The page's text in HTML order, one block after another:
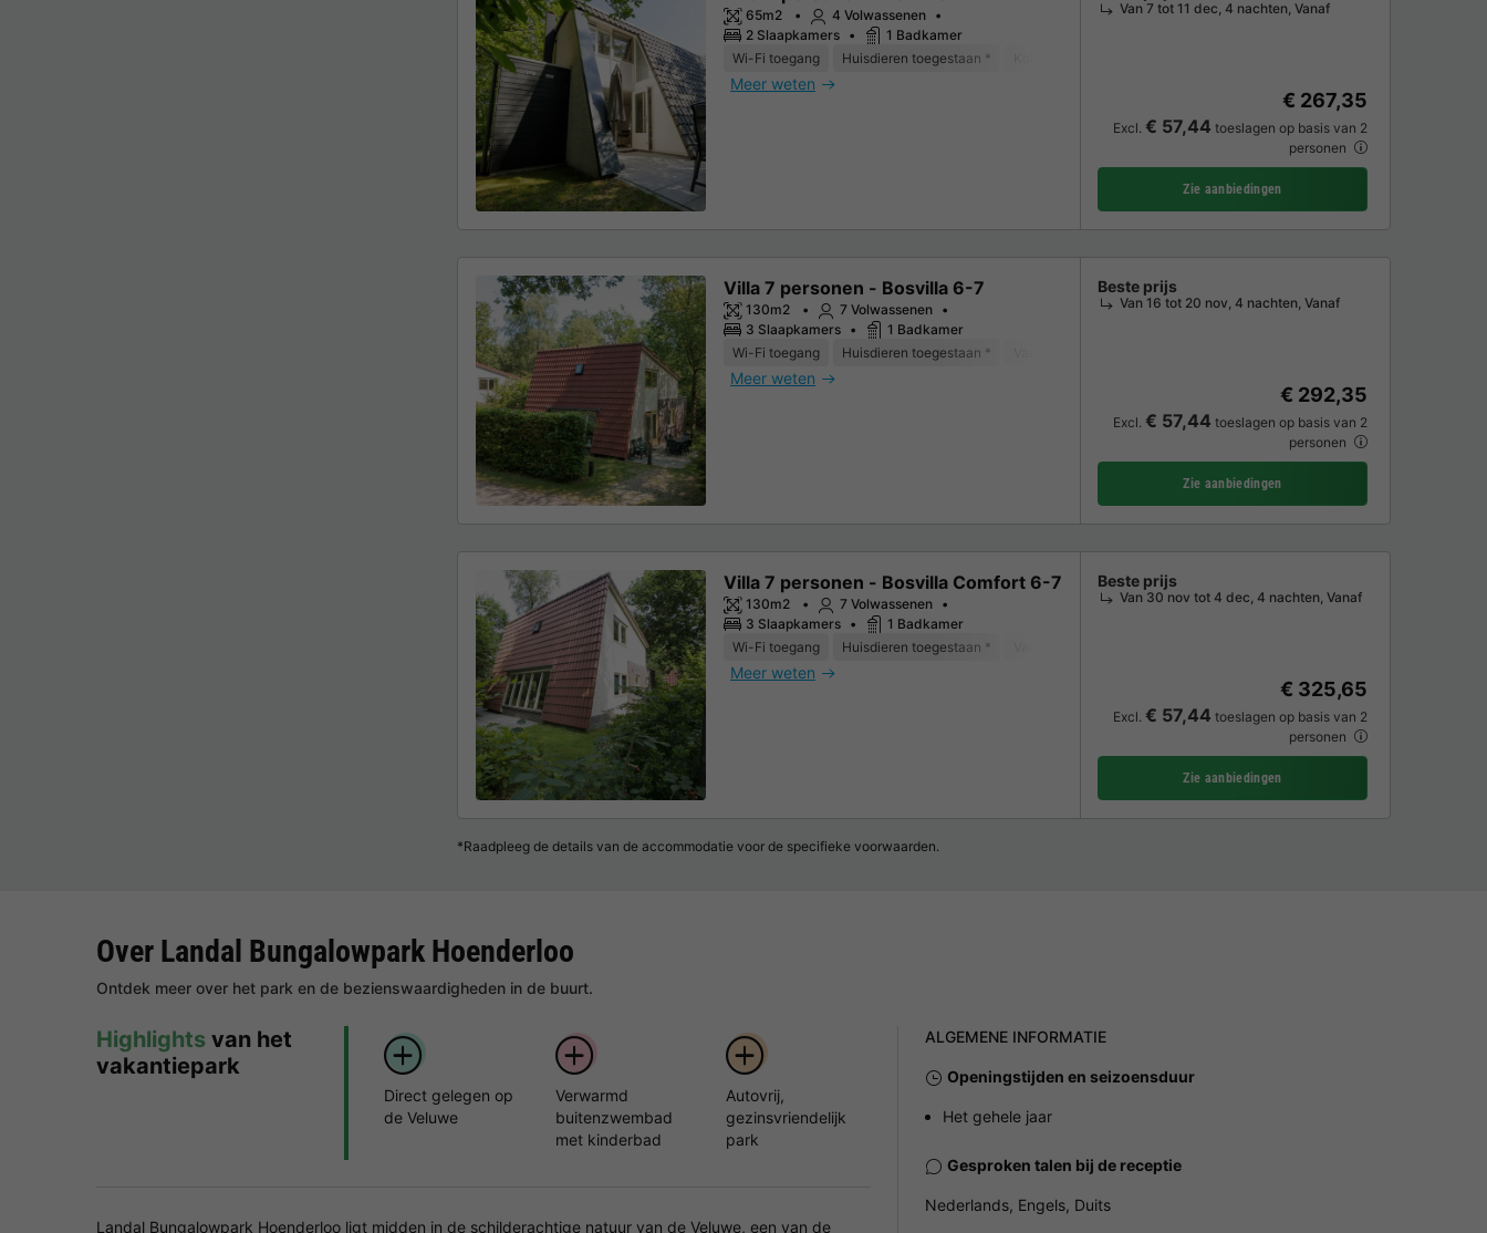
65m2
4 Volwassenen
2 Slaapkamers
1 Badkamer
Wi-Fi toegang
Huisdieren toegestaan *
Meer weten
Van 7 tot 11 dec, 4 nachten, Vanaf
€ 267,35
Excl. € 57,44 toeslagen op basis van 2
personen
Zie aanbiedingen
Villa 7 personen - Bosvilla 6-7
130m2
7 Volwassenen
3 Slaapkamers
1 Badkamer
Wi-Fi toegang
Huisdieren toegestaan *
Meer weten
Beste prijs
Van 16 tot 20 nov, 4 nachten, Vanaf
€ 292,35
Excl. € 57,44 toeslagen op basis van 2
personen
Zie aanbiedingen
Villa 7 personen - Bosvilla Comfort 6-7
130m2
7 Volwassenen
3 Slaapkamers
1 Badkamer
Wi-Fi toegang
Huisdieren toegestaan *
Meer weten
Beste prijs
Van 30 nov tot 4 dec, 4 nachten, Vanaf
€ 325,65
Excl. € 57,44 toeslagen op basis van 2
personen
Zie aanbiedingen
*Raadpleeg de details van de accommodatie voor de specifieke voorwaarden.
Over Landal Bungalowpark Hoenderloo
Ontdek meer over het park en de bezienswaardigheden in de buurt.
Highlights van het
vakantiepark
Direct gelegen op
de Veluwe
Verwarmd
buitenzwembad
met kinderbad
Autovrij,
gezinsvriendelijk
park
Landal Bungalowpark Hoenderloo ligt midden in de schilderachtige natuur van de Veluwe, een van de
ALGEMENE INFORMATIE
Openingstijden en seizoensduur
Het gehele jaar
Gesproken talen bij de receptie
Nederlands, Engels, Duits